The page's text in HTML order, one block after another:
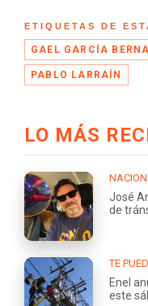
ETIQUETAS DE
GAEL GARCÍA
PABLO LARRAÍN
LO MÁS
José
de
TE
Enel
este